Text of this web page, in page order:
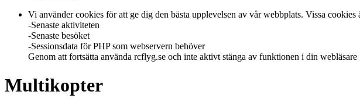
Vi använder cookies för att ge dig den bästa upplevelsen av vår webbplats. Vissa
-Senaste aktiviteten
-Senaste besöket
-Sessionsdata för PHP som webservern behöver
Genom att fortsätta använda rcflyg.se och inte aktivt stänga av funktionen i din
Multikopter